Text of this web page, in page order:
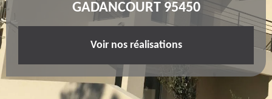
GADANCOURT 95450
Voir nos réalisations